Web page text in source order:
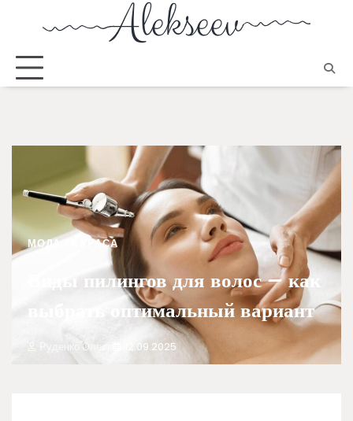
МОДА ТА КРАСА
Виды пилингов для волос – как
выбрать оптимальный вариант
Руденко Олеся 12.09.2025